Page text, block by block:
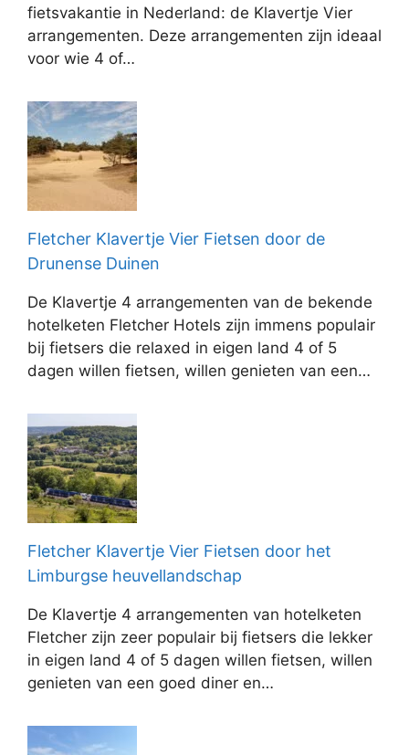
fietsvakantie in Nederland: de Klavertje Vier
arrangementen. Deze arrangementen zijn ideaal
voor wie 4 of…
Fletcher Klavertje Vier Fietsen door de
Drunense Duinen
De Klavertje 4 arrangementen van de bekende
hotelketen Fletcher Hotels zijn immens populair
bij fietsers die relaxed in eigen land 4 of 5
dagen willen fietsen, willen genieten van een…
Fletcher Klavertje Vier Fietsen door het
Limburgse heuvellandschap
De Klavertje 4 arrangementen van hotelketen
Fletcher zijn zeer populair bij fietsers die lekker
in eigen land 4 of 5 dagen willen fietsen, willen
genieten van een goed diner en…